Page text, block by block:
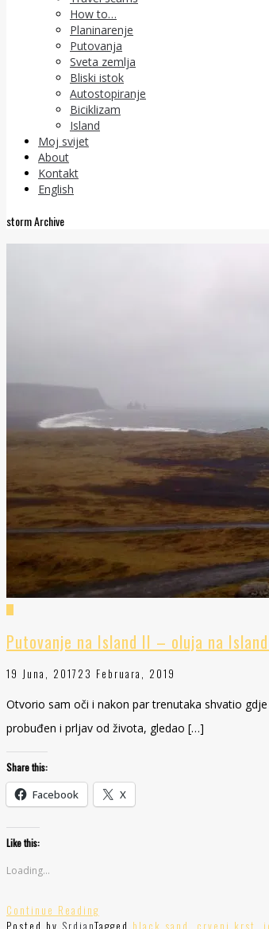
How to…
Planinarenje
Putovanja
Sveta zemlja
Bliski istok
Autostopiranje
Biciklizam
Island
Moj svijet
About
Kontakt
English
storm Archive
Putovanje na Island II – oluja na
19 Juna, 2017 23 Februara, 2019
Otvorio sam oči i nakon par trenutaka shvatio
probuđen i prljav od života, gledao […]
Share this:
Facebook X
Like this:
Loading...
Continue Reading
Posted by SrdjanTagged black sand crveni krst